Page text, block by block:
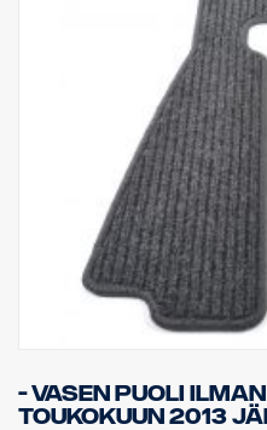
- vasen puoli
toukokuun 2013